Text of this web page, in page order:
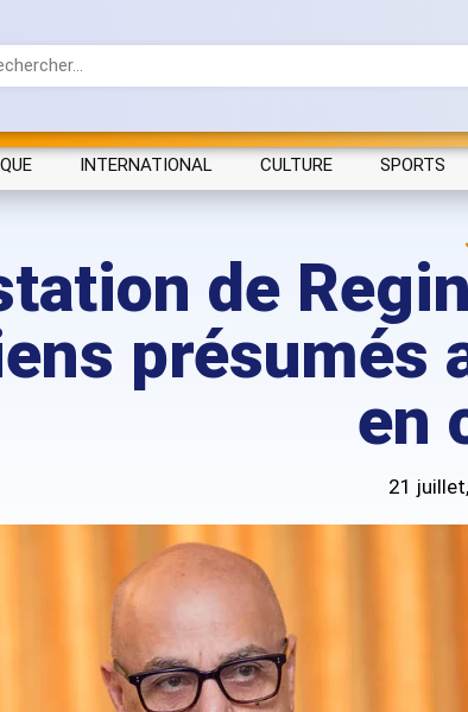
INTERNATIONAL CULTURE SPORTS
de
présumés
en
21